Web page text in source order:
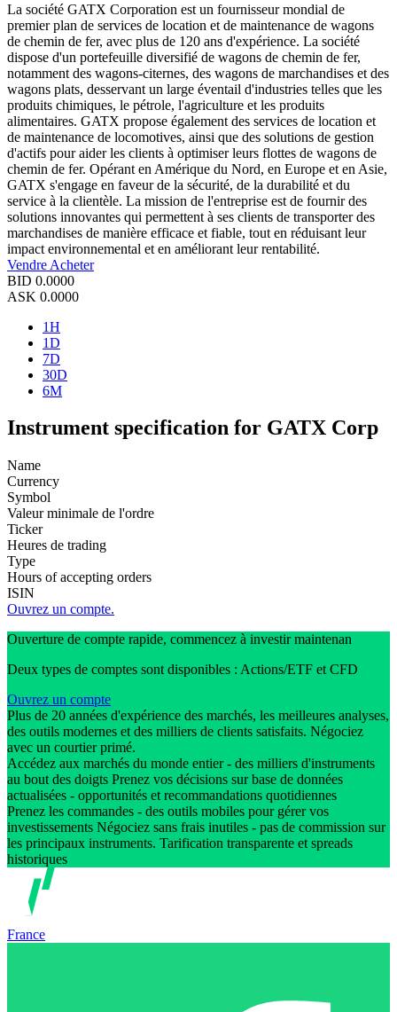
La société GATX Corporation est un fournisseur mondial de
premier plan de services de location et de maintenance de wagons
de chemin de fer, avec plus de 120 ans d'expérience. La société
dispose d'un portefeuille diversifié de wagons de chemin de fer,
notamment des wagons-citernes, des wagons de marchandises et des
wagons plats, desservant un large éventail d'industries telles que les
produits chimiques, le pétrole, l'agriculture et les produits
alimentaires. GATX propose également des services de location et
de maintenance de locomotives, ainsi que des solutions de gestion
d'actifs pour aider les clients à optimiser leurs flottes de wagons de
chemin de fer. Opérant en Amérique du Nord, en Europe et en Asie,
GATX s'engage en faveur de la sécurité, de la durabilité et du
service à la clientèle. La mission de l'entreprise est de fournir des
solutions innovantes qui permettent à ses clients de transporter des
marchandises de manière efficace et fiable, tout en réduisant leur
impact environnemental et en améliorant leur rentabilité.
Vendre Acheter
BID 0.0000
ASK 0.0000
1H
1D
7D
30D
6M
Instrument specification for GATX Corp
Name
Currency
Symbol
Valeur minimale de l'ordre
Ticker
Heures de trading
Type
Hours of accepting orders
ISIN
Ouvrez un compte.
Ouverture de compte rapide, commencez à investir maintenan
Deux types de comptes sont disponibles : Actions/ETF et CFD
Ouvrez un compte
Plus de 20 années d'expérience des marchés, les meilleures analyses,
des outils modernes et des milliers de clients satisfaits. Négociez
avec un courtier primé.
Accédez aux marchés du monde entier - des milliers d'instruments
au bout des doigts Prenez vos décisions sur base de données
actualisées - opportunités et recommandations quotidiennes
Prenez les commandes - des outils mobiles pour gérer vos
investissements Négociez sans frais inutiles - pas de commission sur
les principaux instruments. Tarification transparente et spreads
historiques
France